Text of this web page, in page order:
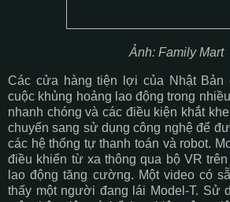
Ảnh: Family Mart
Các cửa hàng tiện lợi của Nhật Bản
cuộc khủng hoảng lao động trong
nhanh chóng và các điều kiện khắt
chuyển sang sử dụng công nghệ để
các hệ thống tự thanh toán và robot.
điều khiển từ xa thông qua bộ VR
lao động tăng cường. Một video có
thấy một người đang lái Model-T. Sử